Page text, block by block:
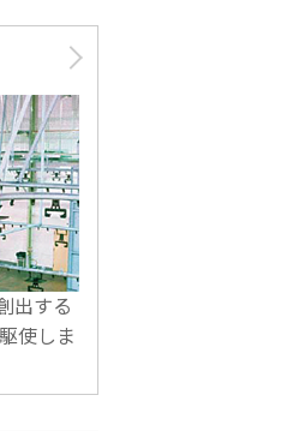
出する
使しま